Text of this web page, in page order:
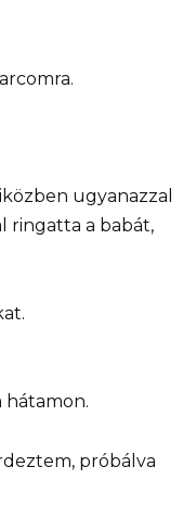
ugyanazzal
ringatta a babát,
hátamon.
próbálva